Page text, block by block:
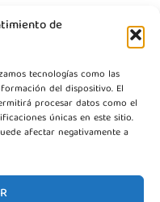
de
tecnologías como las
del dispositivo. El
procesar datos como el
únicas en este sitio.
afectar negativamente a
1, Pol Prologics, 28830